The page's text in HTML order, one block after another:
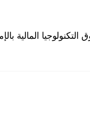
التكنولوجيا المالية